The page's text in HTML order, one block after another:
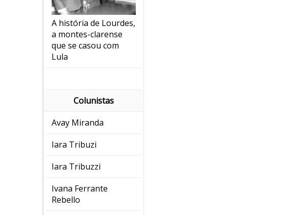
A história de Lourdes,
a montes-clarense
que se casou com
Lula
Colunistas
Avay Miranda
Iara Tribuzi
Iara Tribuzzi
Ivana Ferrante
Rebello